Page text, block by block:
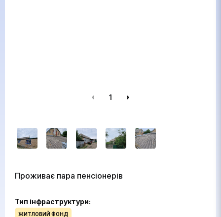
1
Тип інфраструктури:
ЖИТЛОВИЙ ФОНД
Проживає пара пенсіонерів